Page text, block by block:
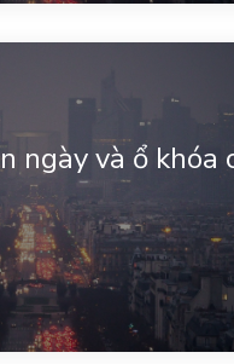
ngày và ổ khóa